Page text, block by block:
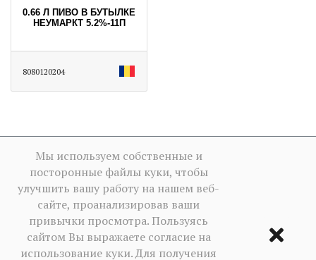
0.66 Л ПИВО В БУТЫЛКЕ
НЕУМАРКТ 5.2%-11П
8080120204
Мы используем собственные и
посторонные файлы куки, чтобы
улучшить вашу работу на нашем веб-
сайте, проанализировав ваши
привычки просмотра. Пользуясь
сайтом Вы выражаете согласие на
использование куки. Для получения